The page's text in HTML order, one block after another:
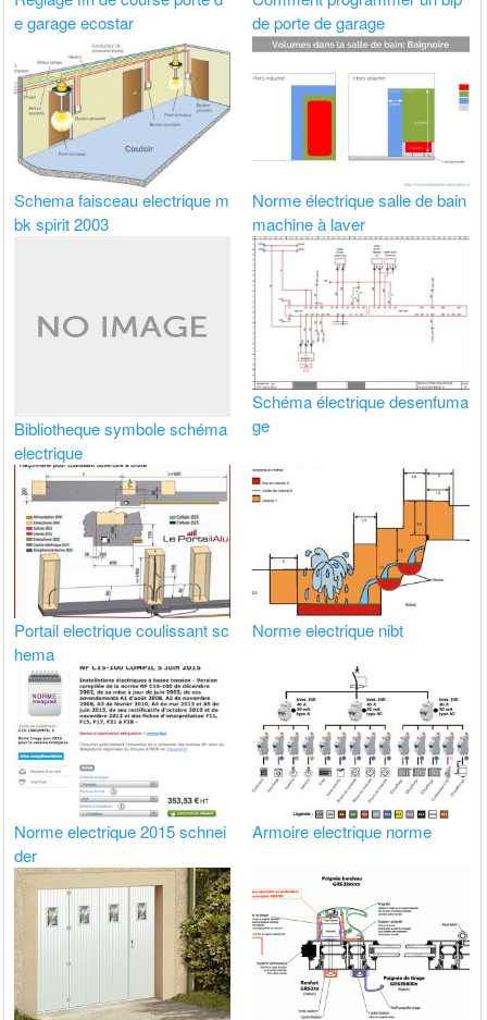
e garage ecostar
de porte de garage
Schema faisceau electrique m
bk spirit 2003
Norme électrique salle de bain
machine à laver
Bibliotheque symbole schéma
electrique
Schéma électrique desenfuma
ge
Portail electrique coulissant sc
hema
Norme electrique nibt
Norme electrique 2015 schnei
der
Armoire electrique norme